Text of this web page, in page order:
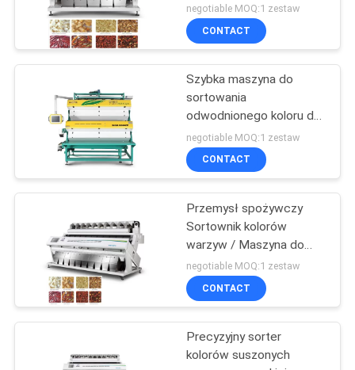
pszenicy
Sortownik kolorów
orzechów
Maszyna do
sortowania suszonej
cebuli
negotiable MOQ:1 zestaw
CONTACT
Szybka maszyna do
sortowania
odwodnionego koloru do
przetwarzania suchej
czerwonej papryki
negotiable MOQ:1 zestaw
CONTACT
Przemysł spożywczy
Sortownik kolorów
warzyw / Maszyna do
sortowania owoców
Łatwa obsługa
negotiable MOQ:1 zestaw
CONTACT
Precyzyjny sorter
kolorów suszonych